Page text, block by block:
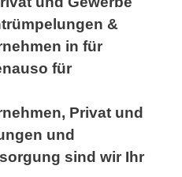
&
in für
für
Privat und
und
sind wir Ihr